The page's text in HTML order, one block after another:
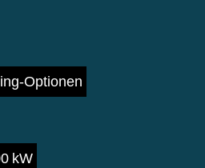
Optionen
kW